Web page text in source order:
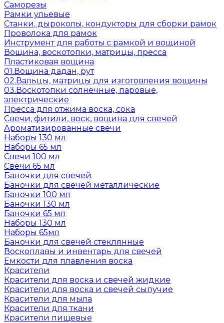
Саморезы
Рамки ульевые
Станки, дыроколы, кондукторы для сборки рамок
Проволока для рамок
Инструмент для работы с рамкой и вощиной
Вощина, воскотопки, матрицы, пресса
Пластиковая вощина
01.Вощина дадан, рут
02.Вальцы, матрицы для изготовления вощины
03.Воскотопки солнечные, паровые,
электрические
Пресса для отжима воска, сока
Свечи, фитили, воск, вощина для свечей
Ароматизированные свечи
Наборы 130 мл
Наборы 65 мл
Свечи 100 мл
Свечи 65 мл
Баночки для свечей
Баночки для свечей металлические
Баночки 100 мл
Баночки 130 мл
Баночки 65 мл
Наборы 130 мл
Наборы 65мл
Баночки для свечей стеклянные
Воскоплавы и инвентарь для свечей
Емкости для плавления воска
Красители
Красители для воска и свечей жидкие
Красители для воска и свечей сыпучие
Красители для мыла
Красители для ткани
Красители пищевые